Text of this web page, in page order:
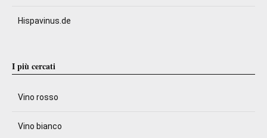
Hispavinus.de
I più cercati
Vino rosso
Vino bianco